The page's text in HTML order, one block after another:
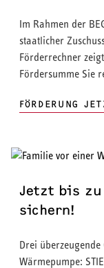
Im Rahmen der
staatlicher
Förderrechner
Fördersumme Sie
FÖRDERUNG
Jetzt bis zu
sichern!
Drei
Wärmepumpe: